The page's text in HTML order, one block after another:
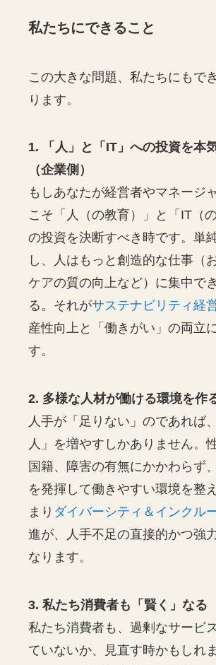
私たちにできること
この大きな問題、私たちにもで
ります。
1. 「人」と「IT」への投資を本
（企業側）
もしあなたが経営者やマネージ
こそ「人（の教育）」と「IT（
の投資を決断すべき時です。単
し、人はもっと創造的な仕事（
ケアの質の向上など）に集中で
る。それがサステナビリティ経
産性向上と「働きがい」の両立
す。
2. 多様な人材が働ける環境を作
人手が「足りない」のであれば
人」を増やすしかありません。
国籍、障害の有無にかかわらず
を発揮して働きやすい環境を整
まり ダイバーシティ＆インクル
進が、人手不足の直接的かつ強
なります。
3. 私たち消費者も「賢く」なる
私たち消費者も、過剰なサービ
ていないか、見直す時かもしれ